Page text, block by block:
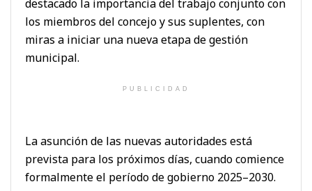
destacado la importancia del trabajo conjunto con
los miembros del concejo y sus suplentes, con
miras a iniciar una nueva etapa de gestión
municipal.
PUBLICIDAD
La asunción de las nuevas autoridades está
prevista para los próximos días, cuando comience
formalmente el período de gobierno 2025–2030.